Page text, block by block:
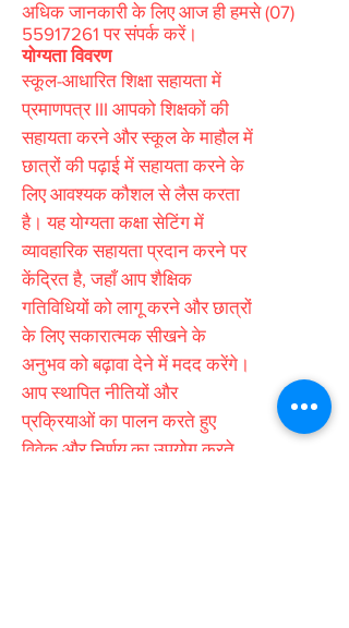
अधिक जानकारी के लिए आज ही हमसे (07)
55917261 पर संपर्क करें।
योग्यता विवरण
स्कूल-आधारित शिक्षा सहायता में
प्रमाणपत्र III आपको शिक्षकों की
सहायता करने और स्कूल के माहौल में
छात्रों की पढ़ाई में सहायता करने के
लिए आवश्यक कौशल से लैस करता
है। यह योग्यता कक्षा सेटिंग में
व्यावहारिक सहायता प्रदान करने पर
केंद्रित है, जहाँ आप शैक्षिक
गतिविधियों को लागू करने और छात्रों
के लिए सकारात्मक सीखने के
अनुभव को बढ़ावा देने में मदद करेंगे।
आप स्थापित नीतियों और
प्रक्रियाओं का पालन करते हुए
विवेक और निर्णय का उपयोग करते